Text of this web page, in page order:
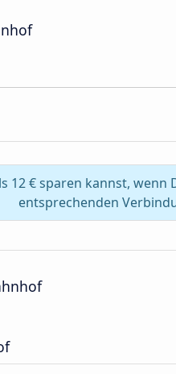
12 € sparen kannst,
entsprechenden